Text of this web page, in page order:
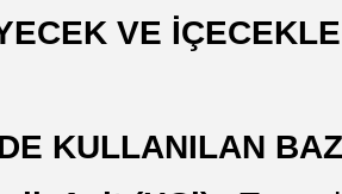
VE
KULLANILAN